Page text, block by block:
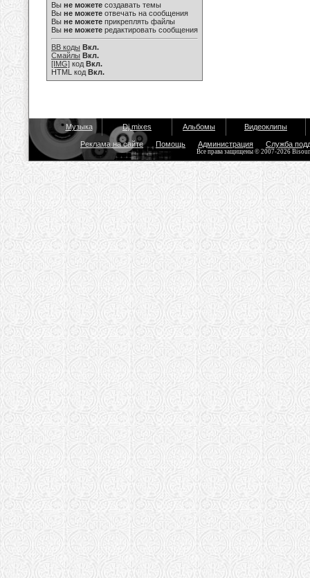
Вы не можете создавать темы
Вы не можете отвечать на сообщения
Вы не можете прикреплять файлы
Вы не можете редактировать сообщения
BB коды Вкл.
Смайлы Вкл.
[IMG] код Вкл.
HTML код Вкл.
Музыка Dj mixes Альбомы Видеоклипы
Реклама на сайте Помощь Администрация Служба
Все права защищены © 2007-2026